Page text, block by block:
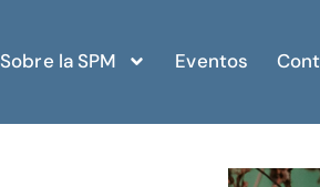
Sobre la SPM Eventos